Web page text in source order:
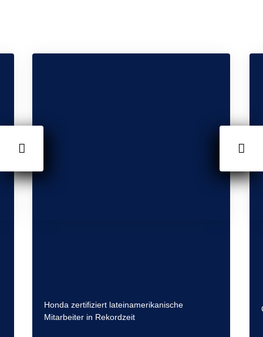
Honda zertifiziert lateinamerikanische
Mitarbeiter in Rekordzeit